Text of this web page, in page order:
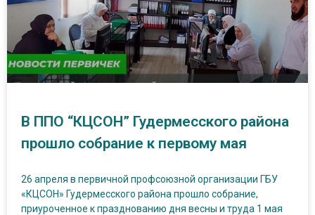
В ППО “КЦСОН” Гудермесского района
прошло собрание к первому мая
26 апреля в первичной профсоюзной организации ГБУ
«КЦСОН» Гудермесского района прошло собрание,
приуроченное к празднованию дня весны и труда 1 мая